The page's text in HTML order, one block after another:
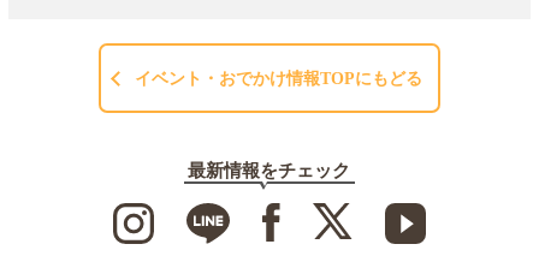
イベント・おでかけ情報TOPにもどる
最新情報をチェック